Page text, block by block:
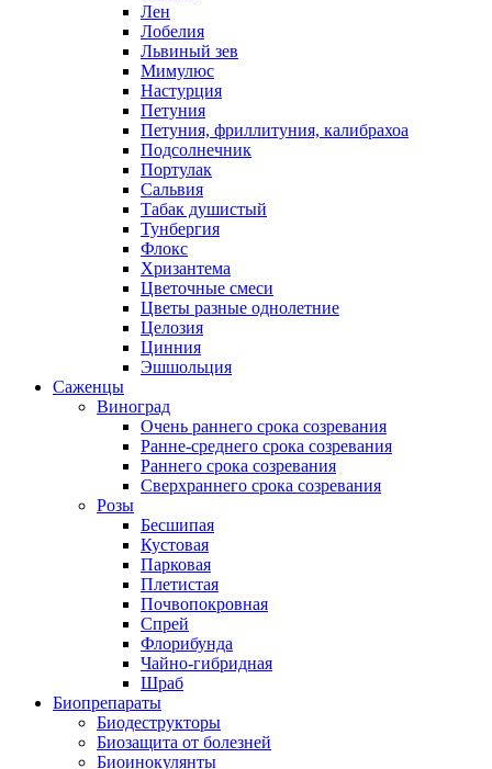
Лен
Лобелия
Львиный зев
Мимулюс
Настурция
Петуния
Петуния, фриллитуния, калибрахоа
Подсолнечник
Портулак
Сальвия
Табак душистый
Тунбергия
Флокс
Хризантема
Цветочные смеси
Цветы разные однолетние
Целозия
Цинния
Эшшольция
Саженцы
Виноград
Очень раннего срока созревания
Ранне-среднего срока созревания
Раннего срока созревания
Сверхраннего срока созревания
Розы
Бесшипая
Кустовая
Парковая
Плетистая
Почвопокровная
Спрей
Флорибунда
Чайно-гибридная
Шраб
Биопрепараты
Биодеструкторы
Биозащита от болезней
Биоинокулянты